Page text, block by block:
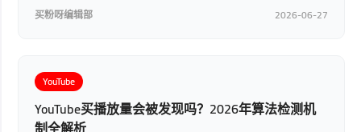
买粉呀编辑部 2026-06-27
YouTube
YouTube买播放量会被发现吗？2026年算法检测机